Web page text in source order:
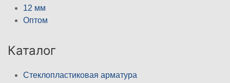
12 мм
Оптом
Каталог
Стеклопластиковая арматура